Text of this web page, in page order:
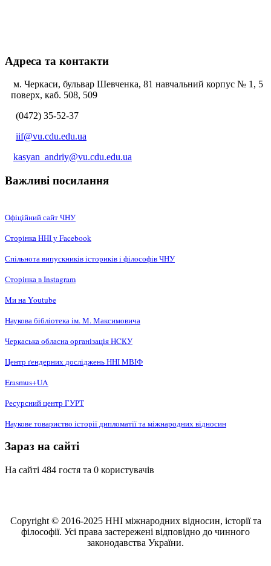
Адреса та контакти
м. Черкаси, бульвар Шевченка, 81 навчальний корпус № 1, 5
поверх, каб. 508, 509
(0472) 35-52-37
iif@vu.cdu.edu.ua
kasyan_andriy@vu.cdu.edu.ua
Важливі посилання
Офіційний сайт ЧНУ
Сторінка ННІ у Facebook
Спільнота випускників істориків і філософів ЧНУ
Сторінка в Instagram
Ми на Youtube
Наукова бібліотека ім. М. Максимовича
Черкаська обласна організація НCКУ
Центр ґендерних досліджень ННІ МВІФ
Erasmus+UA
Ресурсний центр ГУРТ
Наукове товариство історії дипломатії та міжнародних відносин
Зараз на сайті
На сайті 484 гостя та 0 користувачів
Copyright © 2016-2025 ННІ міжнародних відносин, історії та
філософії. Усі права застережені відповідно до чинного
законодавства України.